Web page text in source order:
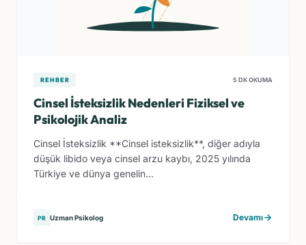
REHBER 5 DK OKUMA
Cinsel İsteksizlik Nedenleri Fiziksel ve
Psikolojik Analiz
Cinsel İsteksizlik **Cinsel isteksizlik**, diğer adıyla
düşük libido veya cinsel arzu kaybı, 2025 yılında
Türkiye ve dünya genelin...
PR Uzman Psikolog Devamı